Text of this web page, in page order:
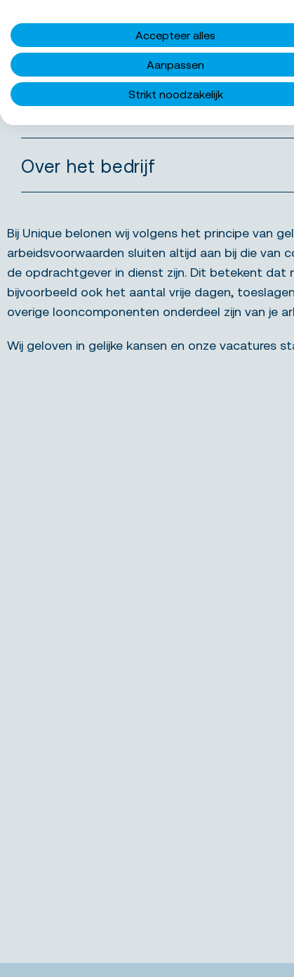
Wat bieden we jou
Functie-eisen
Over het bedrijf
Bij Unique belonen wij volgens het principe van
arbeidsvoorwaarden sluiten altijd aan bij die van
de opdrachtgever in dienst zijn. Dit betekent dat
bijvoorbeeld ook het aantal vrije dagen,
overige looncomponenten onderdeel zijn van je
Wij geloven in gelijke kansen en onze vacatures
Accepteer alles
Aanpassen
Strikt noodzakelijk